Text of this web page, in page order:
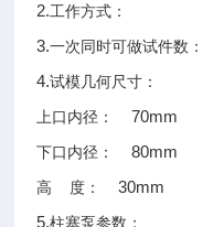
2.工作方式：
3.一次同时可做试件数：
4.试模几何尺寸：
上口内径：
70mm
下口内径： 80mm
高 度：
30mm
5.柱塞泵参数：